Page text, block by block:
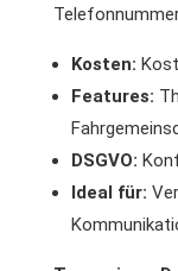
Kosten:
Features:
DSGVO:
Ideal für: